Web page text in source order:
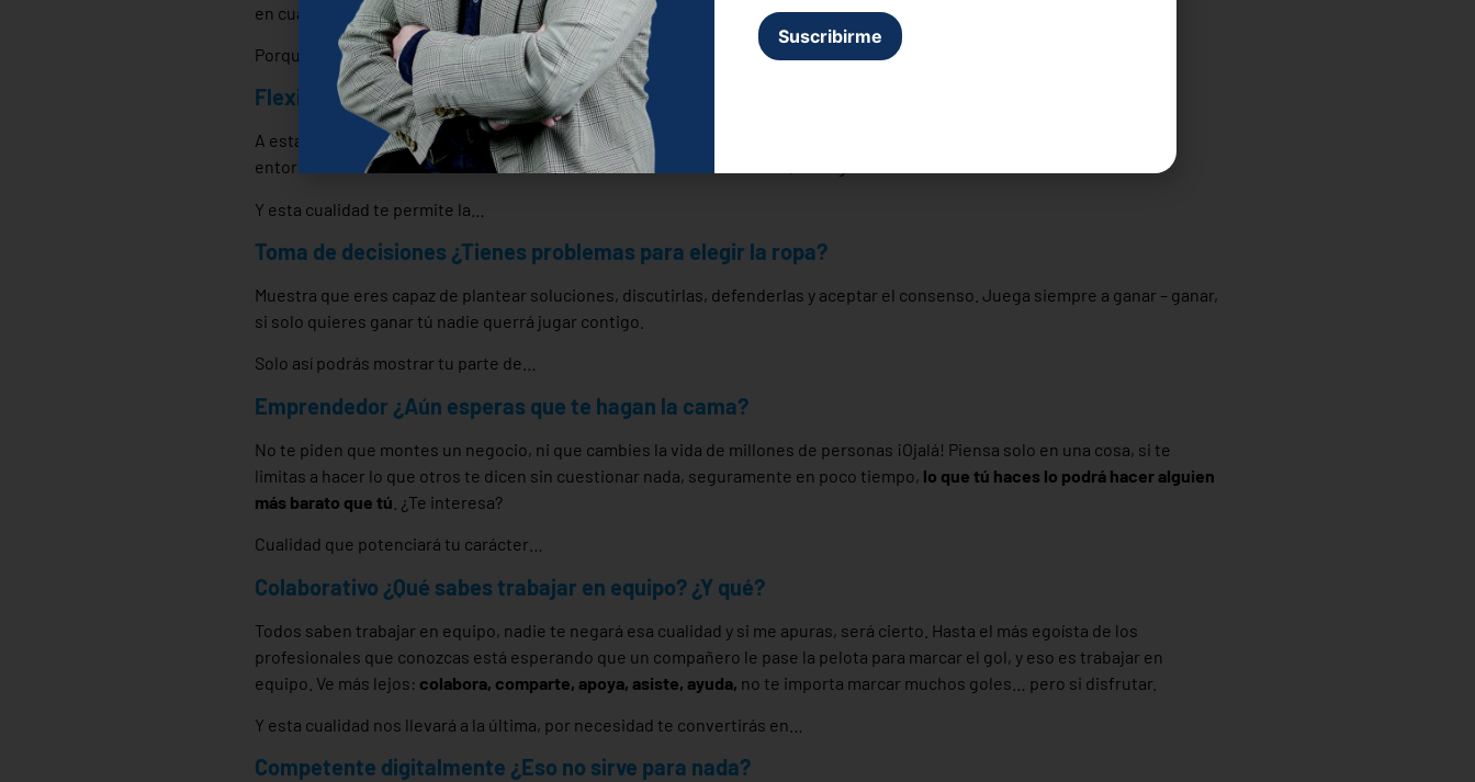
en cualquier casolo último que debes perder son las ganas de aprender. Sin ellas no vas a ningún sitio.
Porque con el aprendizaje serás más…
Flexible ¿Puedes aceptar nuevos retos?
A estas alturas de la película ya no debe asustarte nada, estás preparado para lo que pueda venir, te has adaptado a un
entorno cambiante o lo estás haciendo. Entonces no seas melindroso, remilgado o ñoño ¡Tira hacía delante!
Y esta cualidad te permite la…
Toma de decisiones ¿Tienes problemas para elegir la ropa?
Muestra que eres capaz de plantear soluciones, discutirlas, defenderlas y aceptar el consenso. Juega siempre a ganar – ganar,
si solo quieres ganar tú nadie querrá jugar contigo.
Solo así podrás mostrar tu parte de…
Emprendedor ¿Aún esperas que te hagan la cama?
No te piden que montes un negocio, ni que cambies la vida de millones de personas ¡Ojalá! Piensa solo en una cosa, si te
limitas a hacer lo que otros te dicen sin cuestionar nada, seguramente en poco tiempo, lo que tú haces lo podrá hacer alguien
más barato que tú . ¿Te interesa?
Cualidad que potenciará tu carácter…
Colaborativo ¿Qué sabes trabajar en equipo? ¿Y qué?
Todos saben trabajar en equipo, nadie te negará esa cualidad y si me apuras, será cierto. Hasta el más egoísta de los
profesionales que conozcas está esperando que un compañero le pase la pelota para marcar el gol, y eso es trabajar en
equipo. Ve más lejos: colabora, comparte, apoya, asiste, ayuda, no te importa marcar muchos goles… pero si disfrutar.
Y esta cualidad nos llevará a la última, por necesidad te convertirás en…
Competente digitalmente ¿Eso no sirve para nada?